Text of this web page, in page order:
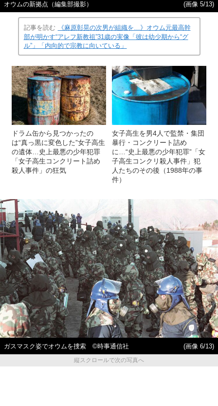
オウムの新拠点（編集部撮影） (画像 5/13)
記事を読む
《麻原彰晃の次男が組織を…》オウム元最高幹
部が明かす“アレフ新教祖”31歳の実像「彼は幼少期から“グ
ル”」「内向的で宗教に向いている」
ドラム缶から見つかったの
は“真っ黒に変色した”女子高生
の遺体…史上最悪の少年犯罪
「女子高生コンクリート詰め
殺人事件」の狂気
女子高生を男4人で監禁・集団
暴行・コンクリート詰め
に…“史上最悪の少年犯罪”「女
子高生コンクリ殺人事件」犯
人たちのその後（1988年の事
件）
ガスマスク姿でオウムを捜索 ©時事通信社
(画像 6/13)
縦スクロールで次の写真へ